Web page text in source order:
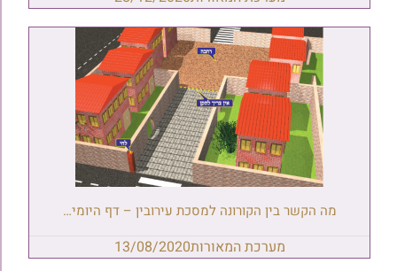
מה הקשר בין הקורונה למסכת עירובין – דף היומי…
מערכת המאורות13/08/2020